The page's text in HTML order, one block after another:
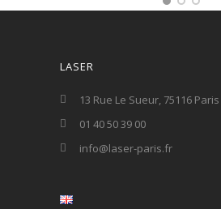
LASER
13 Rue Le Sueur, 75116 Paris
01 40 50 39 00
info@laser-paris.fr